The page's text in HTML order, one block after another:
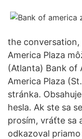
the conversation,
America Plaza
(Atlanta) Bank of
America Plaza
stránka.
hesla. Ak ste sa
prosím, vráťte sa
odkazoval